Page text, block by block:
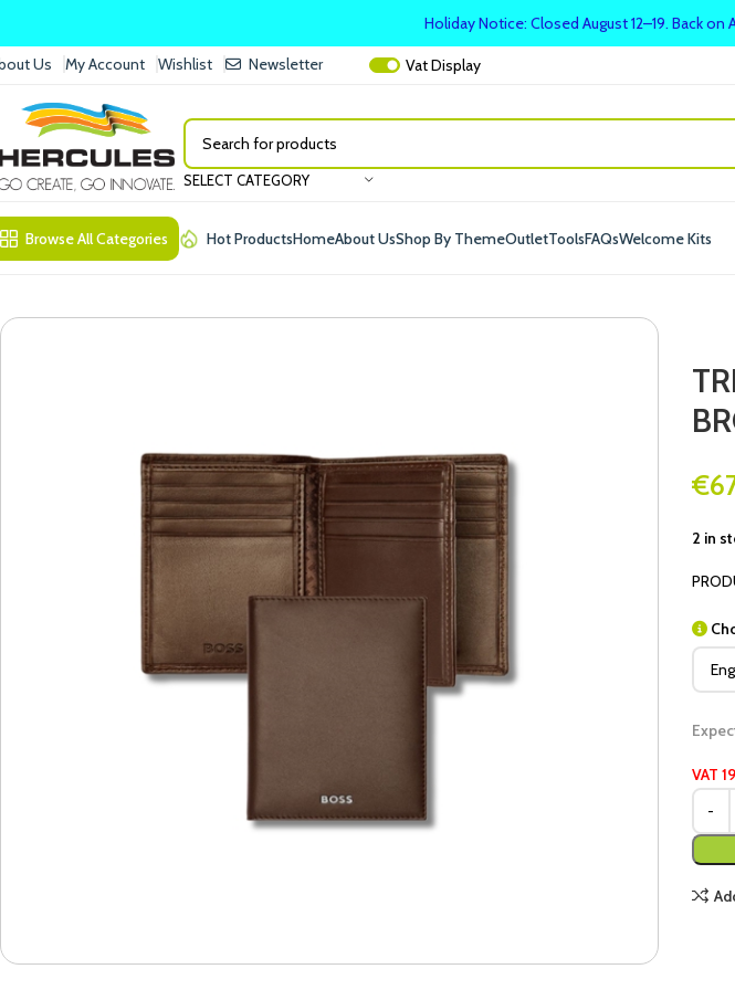
Us My Account Wishlist Newsletter VatDisplay
SELECT CATEGORY
Browse All Categories Hot ProductsHomeAbout UsShop By ThemeOutletToolsFAQsWelcome Kits
€
2 in
VAT
Holiday Notice: Closed August 12–19. Back